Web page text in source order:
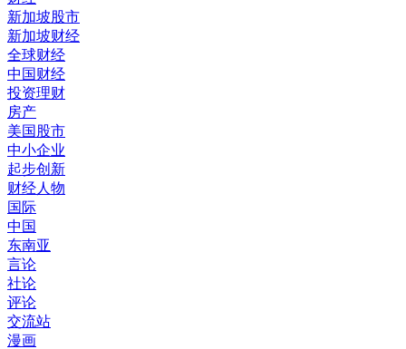
新加坡股市
新加坡财经
全球财经
中国财经
投资理财
房产
美国股市
中小企业
起步创新
财经人物
国际
中国
东南亚
言论
社论
评论
交流站
漫画